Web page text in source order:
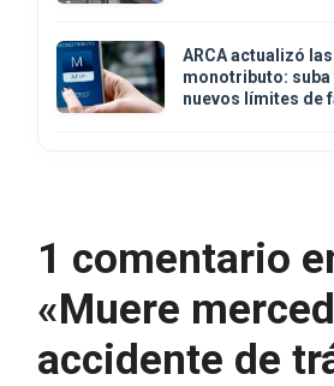
ARCA actualizó
monotributo: suba
nuevos límites de
1 comentario
«Muere
accidente de